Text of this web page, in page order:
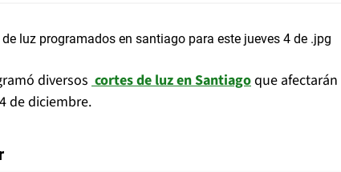
diversos cortes de luz en Santiagoque afectarán
de diciembre.